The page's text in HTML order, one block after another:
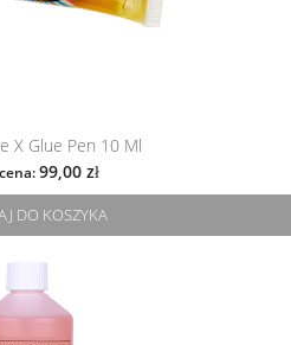
X Glue Pen 10 Ml
99,00 zł
DO KOSZYKA